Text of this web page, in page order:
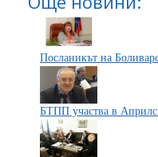
Посланикът на
БТПП участва в